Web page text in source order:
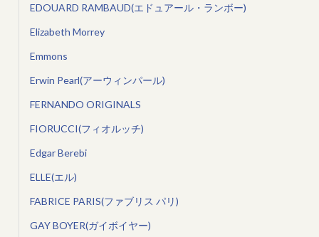
EDOUARD RAMBAUD(エドュアール・ランボー)
Elizabeth Morrey
Emmons
Erwin Pearl(アーウィンパール)
FERNANDO ORIGINALS
FIORUCCI(フィオルッチ)
Edgar Berebi
ELLE(エル)
FABRICE PARIS(ファブリス パリ)
GAY BOYER(ガイボイヤー)